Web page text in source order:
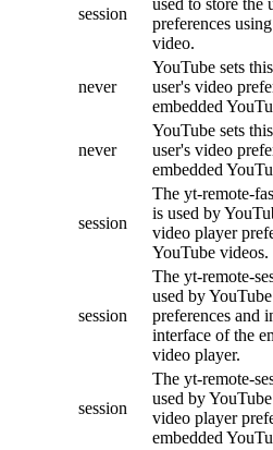
session
preferences
video.
never
YouTube sets
user's video
embedded
never
YouTube sets
user's video
embedded
session
The yt-remote-
is used by
video player
YouTube videos.
session
The yt-remote-
used by
preferences and
interface of the
video player.
session
The yt-remote-
used by
video player
embedded